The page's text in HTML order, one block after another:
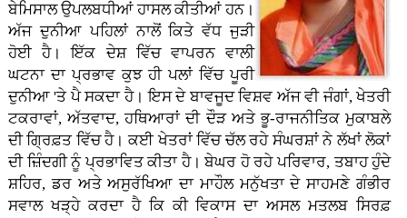
ਬੇਮਿਸਾਲ ਉਪਲਬਧੀਆਂ ਹਾਸਲ ਕੀਤੀਆਂ ਹਨ।
ਅੱਜ ਦੁਨੀਆ ਪਹਿਲਾਂ ਨਾਲੋਂ ਕਿਤੇ ਵੱਧ ਜੁੜੀ
ਹੋਈ ਹੈ। ਇੱਕ ਦੇਸ਼ ਵਿੱਚ ਵਾਪਰਨ ਵਾਲੀ
ਘਟਨਾ ਦਾ ਪ੍ਰਭਾਵ ਕੁਝ ਹੀ ਪਲਾਂ ਵਿੱਚ ਪੂਰੀ
ਦੁਨੀਆ 'ਤੇ ਪੈ ਸਕਦਾ ਹੈ। ਇਸ ਦੇ ਬਾਵਜੂਦ ਵਿਸ਼ਵ ਅੱਜ ਵੀ ਜੰਗਾਂ, ਖੇਤਰੀ
ਟਕਰਾਵਾਂ, ਅੱਤਵਾਦ, ਹਥਿਆਰਾਂ ਦੀ ਦੌੜ ਅਤੇ ਭੂ-ਰਾਜਨੀਤਿਕ ਮੁਕਾਬਲੇ
ਦੀ ਗ੍ਰਿਫ਼ਤ ਵਿੱਚ ਹੈ। ਕਈ ਖੇਤਰਾਂ ਵਿੱਚ ਚੱਲ ਰਹੇ ਸੰਘਰਸ਼ਾਂ ਨੇ ਲੱਖਾਂ ਲੋਕਾਂ
ਦੀ ਜ਼ਿੰਦਗੀ ਨੂੰ ਪ੍ਰਭਾਵਿਤ ਕੀਤਾ ਹੈ। ਬੇਘਰ ਹੋ ਰਹੇ ਪਰਿਵਾਰ, ਤਬਾਹ ਹੁੰਦੇ
ਸ਼ਹਿਰ, ਡਰ ਅਤੇ ਅਸੁਰੱਖਿਆ ਦਾ ਮਾਹੌਲ ਮਨੁੱਖਤਾ ਦੇ ਸਾਹਮਣੇ ਗੰਭੀਰ
ਸਵਾਲ ਖੜ੍ਹੇ ਕਰਦਾ ਹੈ ਕਿ ਕੀ ਵਿਕਾਸ ਦਾ ਅਸਲ ਮਤਲਬ ਸਿਰਫ਼